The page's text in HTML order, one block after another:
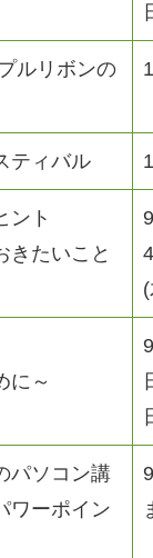
ルリボンの
ティバル
ント
きたいこと
に～
パソコン講
ワーポイン